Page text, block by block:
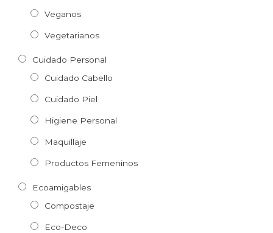
Veganos
Vegetarianos
Cuidado Personal
Cuidado Cabello
Cuidado Piel
Higiene Personal
Maquillaje
Productos Femeninos
Ecoamigables
Compostaje
Eco-Deco